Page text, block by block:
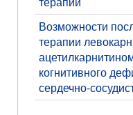
Возможности
терапии
когнитивного
сердечно-